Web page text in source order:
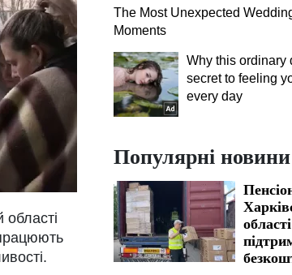
працюють
The Most Unexpected
Moments
Why this ordinary
secret to feeling
every day
Популярні новини
області